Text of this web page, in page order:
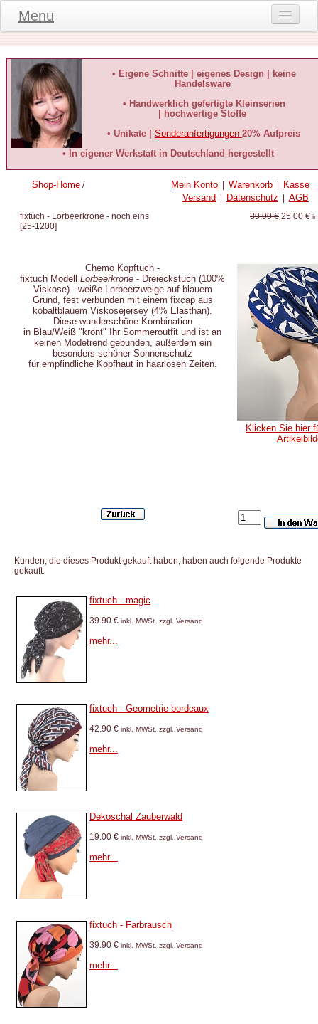
Menu
Produktinformationen
Kundeninformationen
häufige Fragen
Kontakt
Datenschutz
• Eigene Schnitte | eigenes Design | keine
Handelsware
• Handwerklich gefertigte Kleinserien
| hochwertige Stoffe
• Unikate | Sonderanfertigungen 20% Aufpreis
• In eigener Werkstatt in Deutschland hergestellt
Shop-Home/ Mein Konto Warenkorb
Kasse
Versand
Datenschutz AGB
fixtuch - Lorbeerkrone - noch eins
[25-1200]
39.90 € 25.00 €
Chemo Kopftuch -
fixtuch Modell Lorbeerkrone - Dreieckstuch (100%
Viskose) - weiße Lorbeerzweige auf blauem
Grund​, fest verbunden mit einem fixcap aus
kobaltblauem Viskosejersey (4% Elasthan).
Diese wunderschöne Kombination
in Blau/Weiß "krönt" Ihr Sommeroutfit und ist an
keinen Modetrend gebunden, außerdem ein
besonders schöner Sonnenschutz
für empfindliche Kopfhaut in haarlosen Zeiten.
Klicken Sie hier
Kunden, die dieses Produkt gekauft haben, haben auch folgende Produkte
gekauft:
fixtuch - magic
39.90 € inkl. MWSt. zzgl. Versand
mehr...
fixtuch - Geometrie bordeaux
42.90 € inkl. MWSt. zzgl. Versand
mehr...
Dekoschal Zauberwald
19.00 € inkl. MWSt. zzgl. Versand
mehr...
fixtuch - Farbrausch
39.90 € inkl. MWSt. zzgl. Versand
mehr...